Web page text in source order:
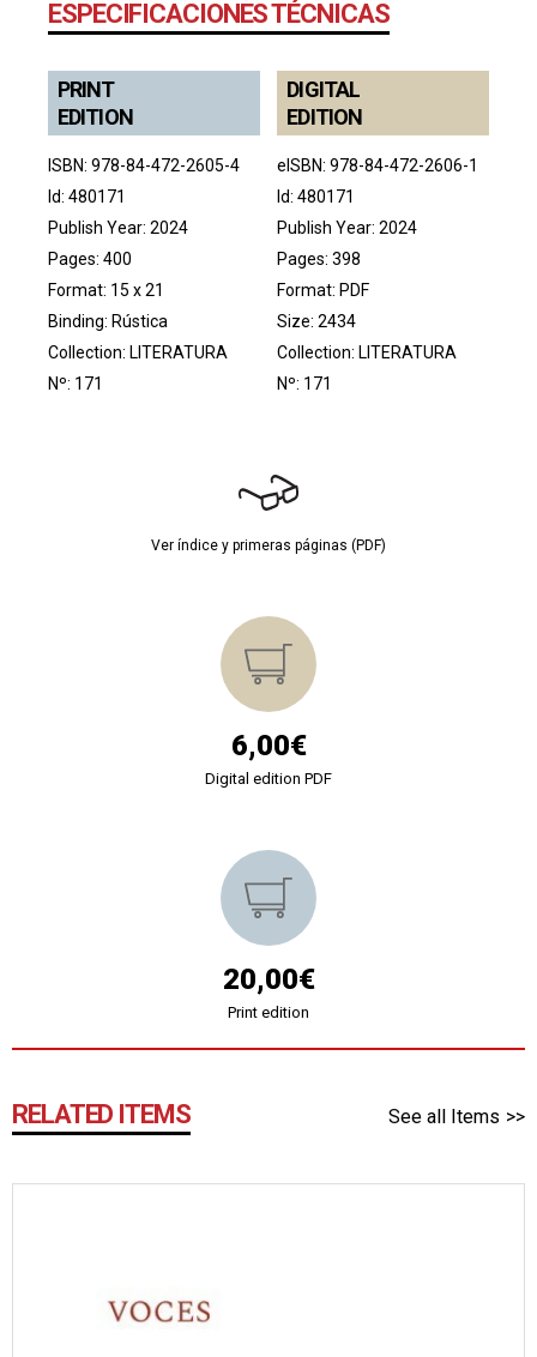
ESPECIFICACIONES TÉCNICAS
PRINT
EDITION
ISBN: 978-84-472-2605-4
Id: 480171
Publish Year: 2024
Pages: 400
Format: 15 x 21
Binding: Rústica
Collection: LITERATURA
Nº: 171
DIGITAL
EDITION
eISBN: 978-84-472-2606-1
Id: 480171
Publish Year: 2024
Pages: 398
Format: PDF
Size: 2434
Collection: LITERATURA
Nº: 171
Ver índice y primeras páginas (PDF)
6,00€
Digital edition PDF
20,00€
Print edition
RELATED ITEMS See all Items